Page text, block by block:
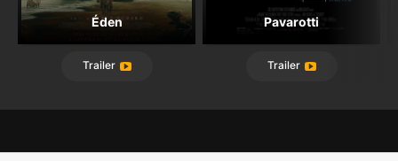
Éden
Trailer
Pavarotti
Trailer